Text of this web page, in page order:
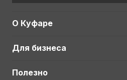
О Куфаре
Для бизнеса
Полезно